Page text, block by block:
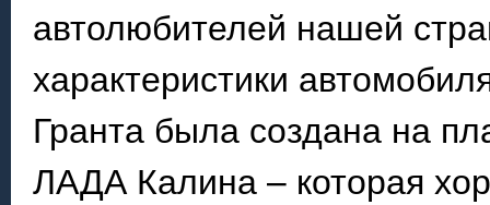
автолюбителей нашей
характеристики
Гранта была создана на
ЛАДА Калина – которая